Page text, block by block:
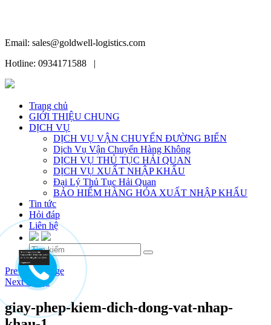
Email: sales@goldwell-logistics.com
Hotline: 0934171588 |
Trang chủ
GIỚI THIỆU CHUNG
DỊCH VỤ
DỊCH VỤ VẬN CHUYỂN ĐƯỜNG BIỂN
Dịch Vụ Vận Chuyển Hàng Không
DỊCH VỤ THỦ TỤC HẢI QUAN
DỊCH VỤ XUẤT NHẬP KHẨU
Đại Lý Thủ Tục Hải Quan
BẢO HIỂM HÀNG HÓA XUẤT NHẬP KHẨU
Tin tức
Hỏi đáp
Liên hệ
Skip
to
content
Previous Image
Next Image
giay-phep-kiem-dich-dong-vat-nhap-